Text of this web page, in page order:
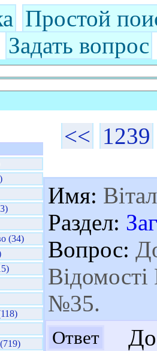
Простой
Задать вопрос
(34)
<< 1239
Имя:
Раздел:
Вопрос:
№35.
Ответ